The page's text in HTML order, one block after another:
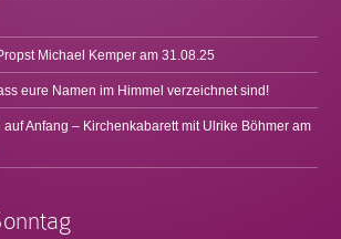
Michael Kemper am 31.08.25
eure Namen im Himmel verzeichnet sind!
Anfang – Kirchenkabarett mit Ulrike Böhmer am